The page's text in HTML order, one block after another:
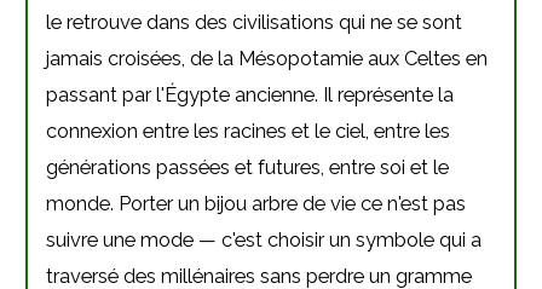
le retrouve dans des civilisations qui ne se sont
jamais croisées, de la Mésopotamie aux Celtes en
passant par l'Égypte ancienne. Il représente la
connexion entre les racines et le ciel, entre les
générations passées et futures, entre soi et le
monde. Porter un bijou arbre de vie ce n'est pas
suivre une mode — c'est choisir un symbole qui a
traversé des millénaires sans perdre un gramme